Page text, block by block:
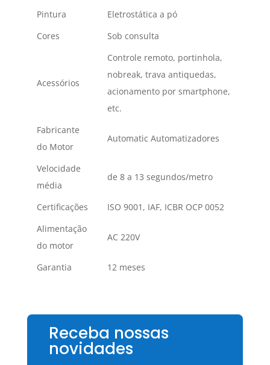
Pintura
Eletrostática a pó
Cores
Sob consulta
Acessórios
Controle remoto, portinhola,
nobreak, trava antiquedas,
acionamento por smartphone,
etc.
Fabricante
do Motor
Automatic Automatizadores
Velocidade
média
de 8 a 13 segundos/metro
Certificações
ISO 9001, IAF, ICBR OCP 0052
Alimentação
do motor
AC 220V
Garantia 12 meses
Receba nossas
novidades